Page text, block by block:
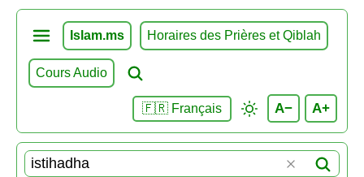
Islam.ms Horaires des Prières et Qiblah
Cours Audio
🇫🇷 Français A− A+